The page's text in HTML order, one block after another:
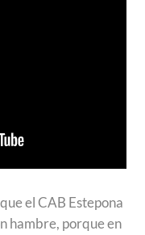
el CAB Estepona
hambre, porque en